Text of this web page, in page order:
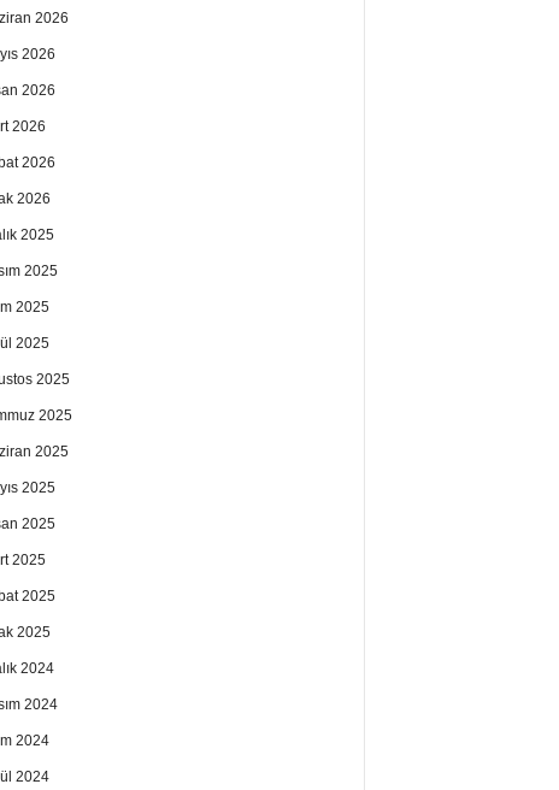
2026
2026
2026
2026
2026
2026
2025
2025
2025
2025
2025
2025
2025
2025
2025
2025
2025
2025
2024
2024
2024
2024